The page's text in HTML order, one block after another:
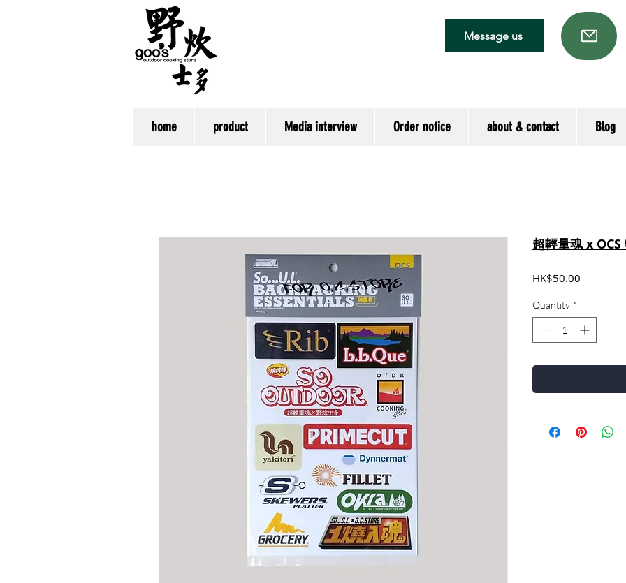
Message us
home product Media interview Order notice about & contact Blog
超輕量魂 x
HK$50.00
Quantity *